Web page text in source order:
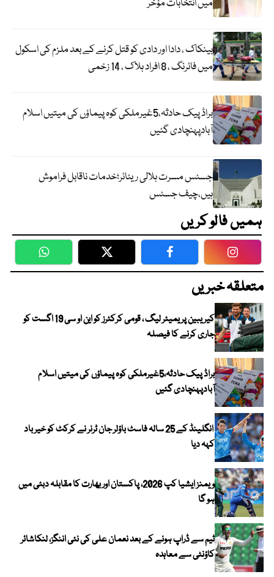
میں انتخابات مؤخر
بینکاک ، دادا اور دادی کو قتل کرنے کے بعد ملزم کی اسکول
میں فائرنگ ، 8 افراد ہلاک ، 14 زخمی
براڈ پیک حادثہ،5غیرملکی کوہ پیماؤں کی میتیں اسلام
آبادپہنچادی گئیں
جسٹس مسرت ہلالی ریٹائر؛خدمات ناقابل فراموش
ہیں،چیف جسٹس
ہمیں فالو کریں
WhatsApp Twitter Facebook
متعلقہ خبریں
کیریبین پریمیئر لیگ ، قومی کرکٹرز کو این او سی 19 اگست کو
جاری کرنے کا فیصلہ
براڈ پیک حادثہ،5غیرملکی کوہ پیماؤں کی میتیں اسلام
آبادپہنچادی گئیں
انگلینڈ کے 25 سالہ فاسٹ باؤلر جان ٹرنر نے کرکٹ کو خیر باد
کہہ دیا
ویمنز ایشیا کپ 2026، پاکستان اور بھارت کا مقابلہ دبئی میں
ہو گا
ٹیم سے ڈراپ ہونے کے بعد نعمان علی کی نئی اننگز، لنکاشائر
کاؤنٹی سے معاہدہ